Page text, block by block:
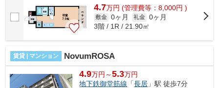
4.7万円 (管理費等：8,000円 )
敷金 0ヶ月 礼金 0ヶ月
3階 / 1R / 21.90㎡
賃貸 | マンション NovumROSA
4.9万円～5.3万円
地下鉄御堂筋線 「長居 」駅 徒歩7分